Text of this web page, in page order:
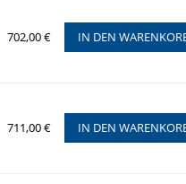
702,00 € IN DEN
711,00 € IN DEN